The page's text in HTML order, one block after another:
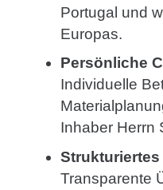
Portugal und
Europas.
Persönliche
Individuelle
Inhaber Herrn
Transparente